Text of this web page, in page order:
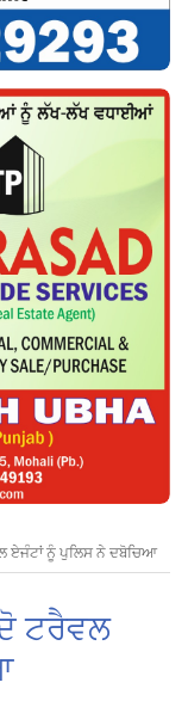
ਏਜੰਟਾਂ ਨੂੰ ਪੁਲਿਸ ਨੇ ਦਬੋਚਿਆ
ਟਰੈਵਲ